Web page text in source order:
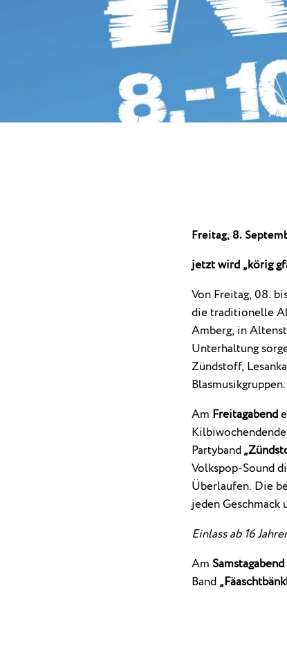
Freitag, 8.
jetzt wird „körig
Von Freitag, 08.
die traditionelle
Amberg, in
Unterhaltung
Zündstoff,
Blasmusikgruppen.
Am Freitagabend
Partyband
Volkspop-Sound
Überlaufen. Die
jeden Geschmack
Einlass ab 16
Am Samstagabend
Band